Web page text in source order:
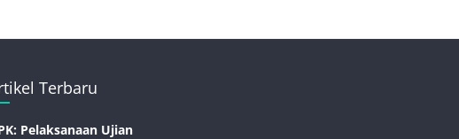
Terbaru
Pelaksanaan Ujian